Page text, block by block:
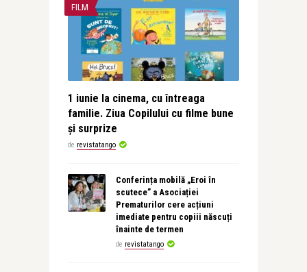
FILM
1 iunie la cinema, cu întreaga
familie. Ziua Copilului cu filme bune
și surprize
de revistatango
Conferința mobilă „Eroi în
scutece” a Asociației
Prematurilor cere acțiuni
imediate pentru copiii născuți
înainte de termen
de revistatango